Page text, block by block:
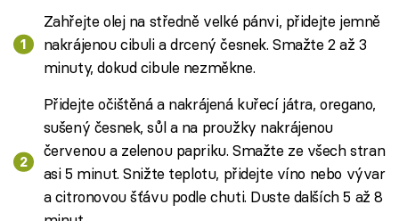
Zahřejte olej na středně velké pánvi, přidejte jemně
nakrájenou cibuli a drcený česnek. Smažte 2 až 3
minuty, dokud cibule nezměkne.
Přidejte očištěná a nakrájená kuřecí játra, oregano,
sušený česnek, sůl a na proužky nakrájenou
červenou a zelenou papriku. Smažte ze všech stran
asi 5 minut. Snižte teplotu, přidejte víno nebo vývar
a citronovou šťávu podle chuti. Duste dalších 5 až 8